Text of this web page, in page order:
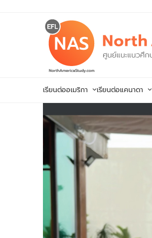
เรียนต่ออเมริกา เรียนต่อแคนาดา